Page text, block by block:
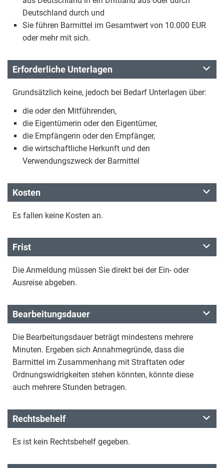
Deutschland durch und
Sie führen Barmittel im Gesamtwert von 10.000 EUR
oder mehr mit sich.
Erforderliche Unterlagen
Grundsätzlich keine, jedoch bei Bedarf Unterlagen über:
die oder den Mitführenden,
die Eigentümerin oder den Eigentümer,
die Empfängerin oder den Empfänger,
die wirtschaftliche Herkunft und den
Verwendungszweck der Barmittel
Kosten
Es fallen keine Kosten an.
Frist
Die Anmeldung müssen Sie direkt bei der Ein- oder
Ausreise abgeben.
Bearbeitungsdauer
Die Bearbeitungsdauer beträgt mindestens mehrere
Minuten. Ergeben sich Annahmegründe, dass die
Barmittel im Zusammenhang mit Straftaten oder
Ordnungswidrigkeiten stehen könnten, könnte diese
auch mehrere Stunden betragen.
Rechtsbehelf
Es ist kein Rechtsbehelf gegeben.